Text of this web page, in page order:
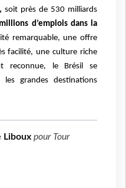
soit près de 530 milliards
d’emplois dans la
remarquable, une offre
facilité, une culture riche
reconnue, le Brésil se
grandes destinations
Liboux pour Tour